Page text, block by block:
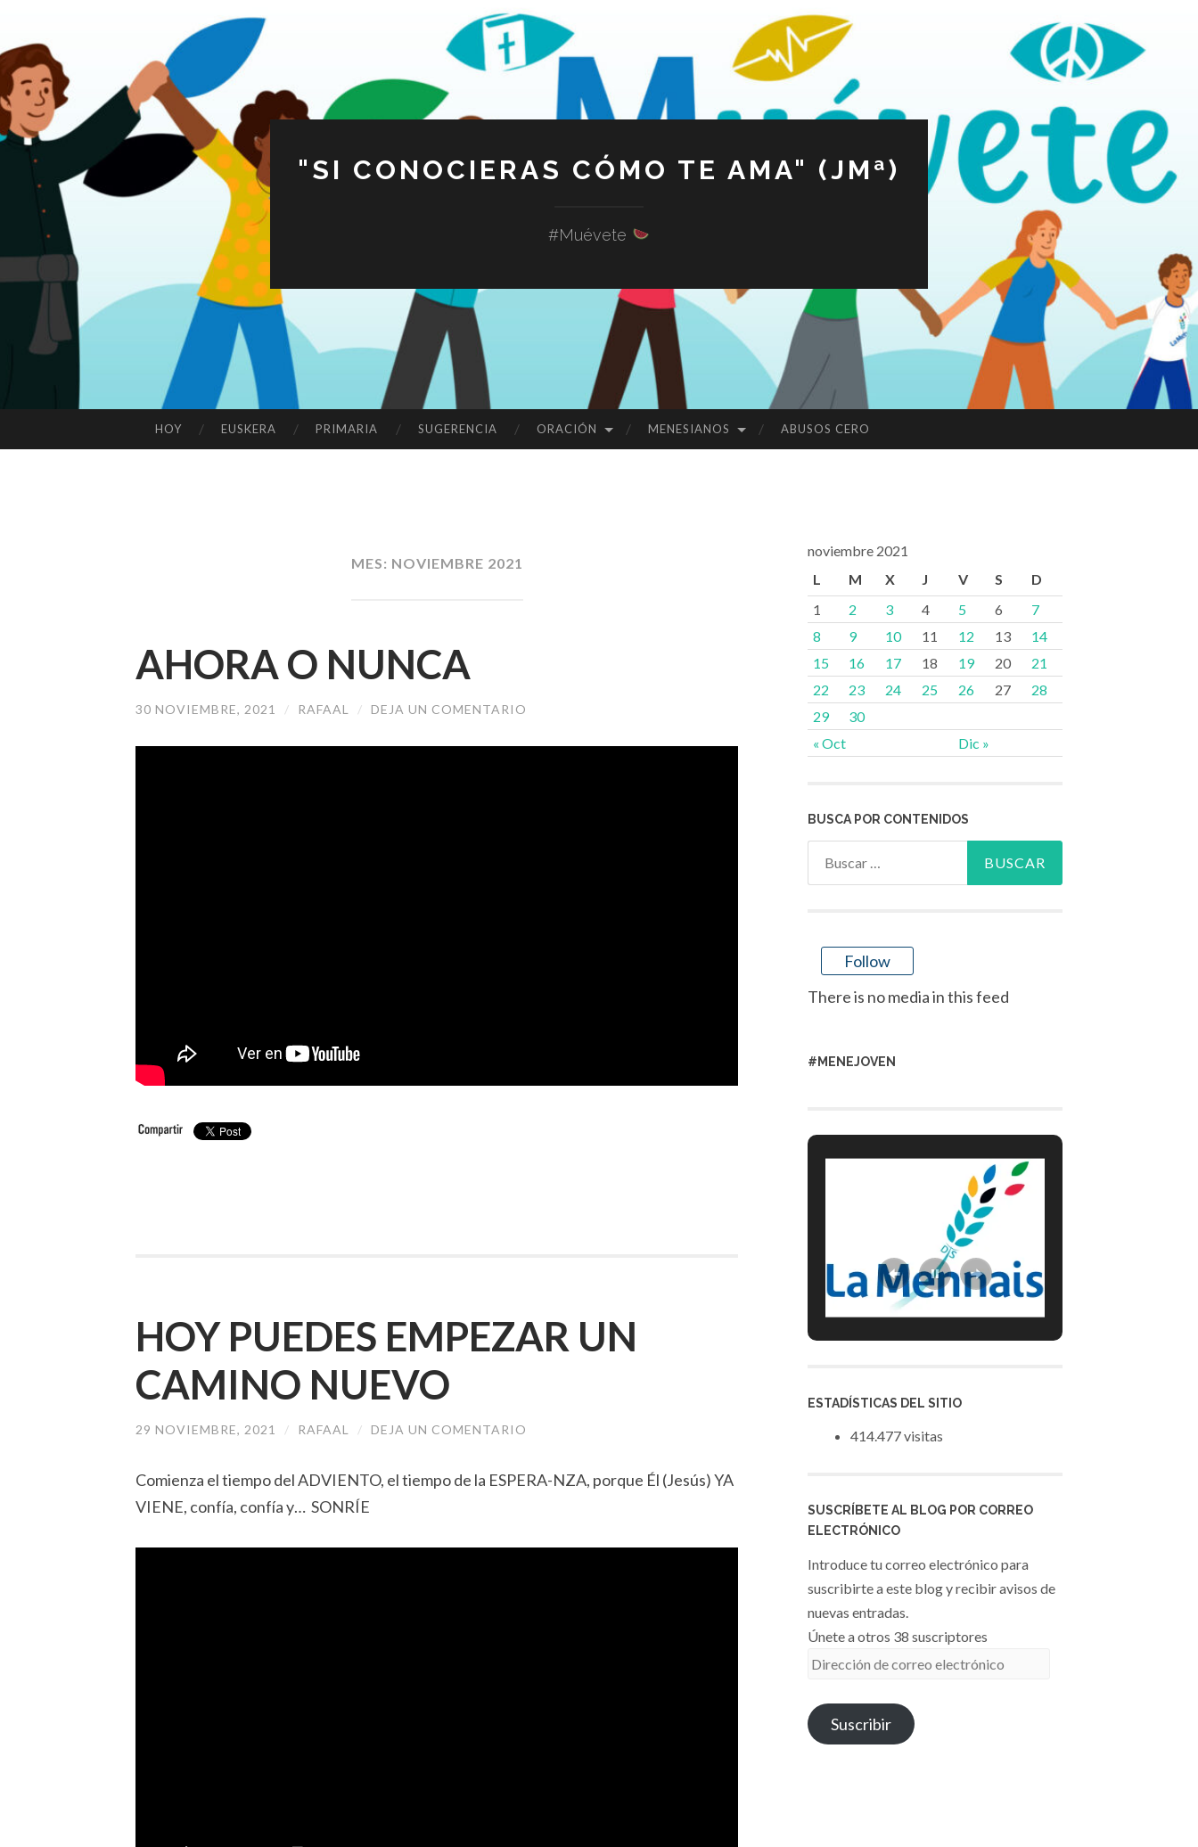
"SI CONOCIERAS CÓMO TE AMA" (JMª)
#Muévete
AL
HOY EUSKERA PRIMARIA SUGERENCIA ORACIÓN MENESIANOS ABUSOS CERO
MES: NOVIEMBRE 2021
AHORA O NUNCA
30 NOVIEMBRE, 2021 / RAFAAL / DEJA UN COMENTARIO
HOY PUEDES EMPEZAR UN
CAMINO NUEVO
29 NOVIEMBRE, 2021 / RAFAAL / DEJA UN COMENTARIO
Comienza el tiempo del ADVIENTO, el tiempo de la ESPERA-NZA, porque Él (Jesús) YA
VIENE, confía, confía y… SONRÍE
noviembre 2021
L
M X J V S D
« Oct Dic »
1 2 3 4 5 6
7
8
9 10 11 12 13
14
15
16 17 18 19 20
21
22
23 24 25 26 27
28
29
30
BUSCA POR CONTENIDOS
Follow
There is no media in this feed
#MENEJOVEN
ESTADÍSTICAS DEL SITIO
414.477 visitas
SUSCRÍBETE AL BLOG POR CORREO
ELECTRÓNICO
Introduce tu correo electrónico para
suscribirte a este blog y recibir avisos de
nuevas entradas.
Únete a otros 38 suscriptores
Dirección
correo
electrónico
Suscribir